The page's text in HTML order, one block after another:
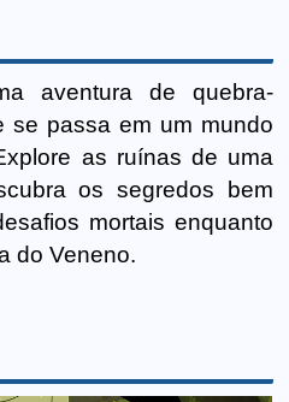
aventura de quebra-
se passa em um mundo
as ruínas de uma
os segredos bem
mortais enquanto
do Veneno.